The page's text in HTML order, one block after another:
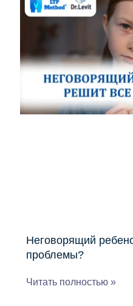
Неговорящий
проблемы?
Читать полностью »